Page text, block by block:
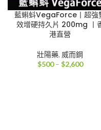
藍蝌蚪VegaForce丨超強
效增硬持久片 200mg 丨
港直營
壯陽藥, 威而鋼
$500 – $2,600價